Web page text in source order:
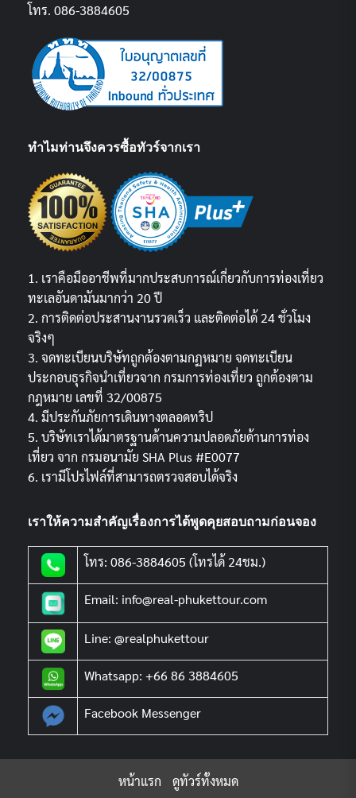
โทร. 086-3884605
ทำไมท่านจึงควรซื้อทัวร์จากเรา
1. เราคือมืออาชีพที่มากประสบการณ์เกี่ยวกับการท่องเที่ยว
ทะเลอันดามันมากว่า 20 ปี
2. การติดต่อประสานงานรวดเร็ว และติดต่อได้ 24 ชั่วโมง
จริงๆ
3. จดทะเบียนบริษัทถูกต้องตามกฏหมาย จดทะเบียน
ประกอบธุรกิจนำเที่ยวจาก กรมการท่องเที่ยว ถูกต้องตาม
กฎหมาย เลขที่ 32/00875
4. มีประกันภัยการเดินทางตลอดทริป
5. บริษัทเราได้มาตรฐานด้านความปลอดภัยด้านการท่อง
เที่ยว จาก กรมอนามัย SHA Plus #E0077
6. เรามีโปรไฟล์ที่สามารถตรวจสอบได้จริง
เราให้ความสำคัญเรื่องการได้พูดคุยสอบถามก่อนจอง
โทร: 086-3884605 (โทรได้ 24ชม.)
Email: info@real-phukettour.com
Line: @realphukettour
Whatsapp: +66 86 3884605
Facebook Messenger
หน้าแรก ดูทัวร์ทั้งหมด